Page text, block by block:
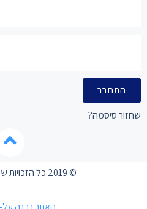
התחבר
שחזור סיסמה?
© 2019 כל הזכויות שמורות לאינפודוק